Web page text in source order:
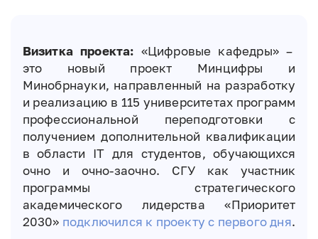
Визитка проекта: «Цифровые кафедры» –
это новый проект Минцифры и
Минобрнауки, направленный на разработку
и реализацию в 115 университетах программ
профессиональной переподготовки с
получением дополнительной квалификации
в области IT для студентов, обучающихся
очно и очно-заочно. СГУ как участник
программы стратегического
академического лидерства «Приоритет
2030» подключился к проекту с первого дня.